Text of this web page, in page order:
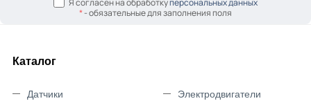
*- обязательные для заполнения поля
Каталог
Датчики Электродвигатели